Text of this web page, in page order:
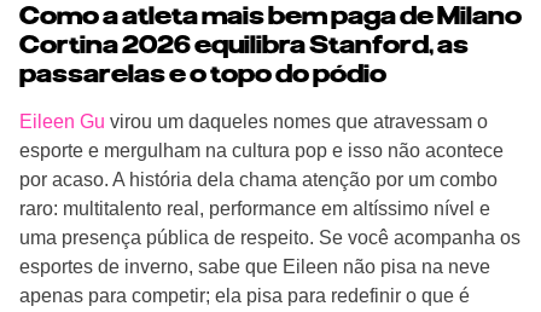
Como a atleta mais bem paga de Milano
Cortina 2026 equilibra Stanford, as
passarelas e o topo do pódio
Eileen Gu virou um daqueles nomes que atravessam o
esporte e mergulham na cultura pop e isso não acontece
por acaso. A história dela chama atenção por um combo
raro: multitalento real, performance em altíssimo nível e
uma presença pública de respeito. Se você acompanha os
esportes de inverno, sabe que Eileen não pisa na neve
apenas para competir; ela pisa para redefinir o que é